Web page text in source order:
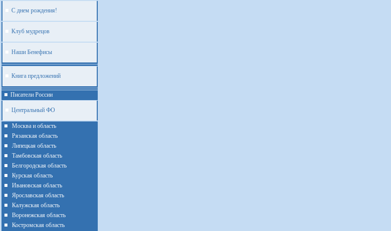
С днем рождения!
Клуб мудрецов
Наши Бенефисы
Книга предложений
Писатели России
Центральный ФО
Москва и область
Рязанская область
Липецкая область
Тамбовская область
Белгородская область
Курская область
Ивановская область
Ярославская область
Калужская область
Воронежская область
Костромская область